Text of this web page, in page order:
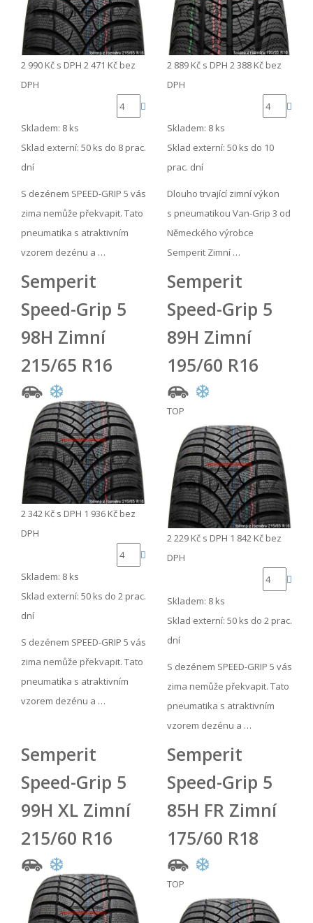
2 990 Kč s DPH 2 471 Kč bez
DPH
Skladem: 8 ks
Sklad externí: 50 ks do 8 prac.
dní
S dezénem SPEED-GRIP 5 vás
zima nemůže překvapit. Tato
pneumatika s atraktivním
vzorem dezénu a …
2 889 Kč s DPH 2 388 Kč bez
DPH
Skladem: 8 ks
Sklad externí: 50 ks do 10
prac. dní
Dlouho trvající zimní výkon
s pneumatikou Van-Grip 3 od
Německého výrobce
Semperit Zimní …
Semperit
Speed-Grip 5
98H Zimní
215/65 R16
2 342 Kč s DPH 1 936 Kč bez
DPH
Skladem: 8 ks
Sklad externí: 50 ks do 2 prac.
dní
S dezénem SPEED-GRIP 5 vás
zima nemůže překvapit. Tato
pneumatika s atraktivním
vzorem dezénu a …
Semperit
Speed-Grip 5
89H Zimní
195/60 R16
TOP
2 229 Kč s DPH 1 842 Kč bez
DPH
Skladem: 8 ks
Sklad externí: 50 ks do 2 prac.
dní
S dezénem SPEED-GRIP 5 vás
zima nemůže překvapit. Tato
pneumatika s atraktivním
vzorem dezénu a …
Semperit
Speed-Grip 5
99H XL Zimní
215/60 R16
Semperit
Speed-Grip 5
85H FR Zimní
175/60 R18
TOP